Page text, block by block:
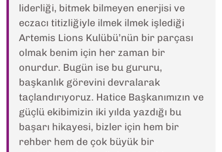
liderliği, bitmek bilmeyen enerjisi ve
eczacı titizliğiyle ilmek ilmek işlediği
Artemis Lions Kulübü’nün bir parçası
olmak benim için her zaman bir
onurdur. Bugün ise bu gururu,
başkanlık görevini devralarak
taçlandırıyoruz. Hatice Başkanımızın ve
güçlü ekibimizin iki yılda yazdığı bu
başarı hikayesi, bizler için hem bir
rehber hem de çok büyük bir